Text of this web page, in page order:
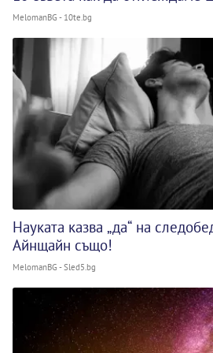
MelomanBG - 10te.bg
Науката казва „да“ на
Айнщайн също!
MelomanBG - Sled5.bg